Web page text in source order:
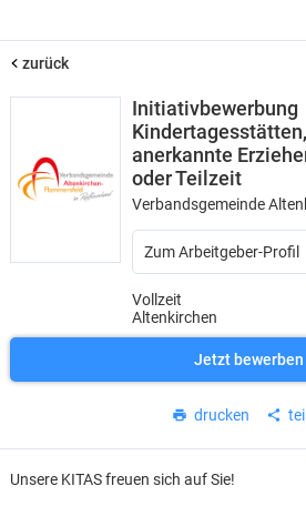
zurück
Initiativbewerbung
anerkannte
oder Teilzeit
Verbandsgemeinde
Zum Arbeitgeber-Profil
Vollzeit
Altenkirchen
Jetzt bewerben
drucken
Unsere KITAS freuen sich auf Sie!